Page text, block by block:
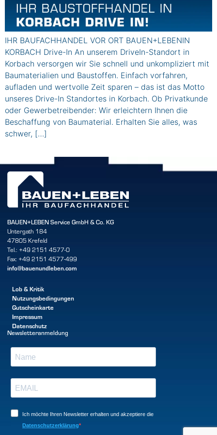
IHR BAUFACHHANDEL VOR ORT BAUEN+LEBENIN
KORBACH Drive-In An unserem DriveIn-Standort in
Korbach versorgen wir Sie schnell und unkompliziert mit
Baumaterialien und Baustoffen. Einfach vorfahren,
aufladen und wertvolle Zeit sparen – das ist das Motto
unseres Drive-In Standortes in Korbach. Ob Privatkunde
oder Gewerbetreibender: Wir erleichtern Ihnen die
Beschaffung von Baumaterial. Erhalten Sie alles, was
schwer, […]
BAUEN+LEBEN Service GmbH & Co. KG
Untergath 184
47805 Krefeld
Tel.: +49 2151 4577-0
Fax: +49 2151 4577-499
info@bauenundleben.com
Lob & Kritik
Nutzungsbedingungen
Gutscheinkarte
Impressum
Datenschutz
Newsletteranmeldung
Ich möchte Ihren Newsletter erhalten und akzeptiere die
Datenschutzerklärung